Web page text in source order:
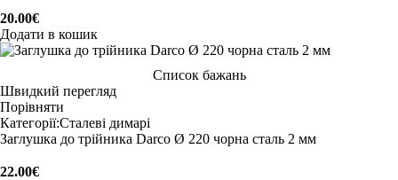
20.00€
Додати в кошик
Список бажань
Швидкий перегляд
Порівняти
Категорії:Сталеві димарі
Заглушка до трійника Darco Ø 220 чорна сталь 2 мм
22.00€